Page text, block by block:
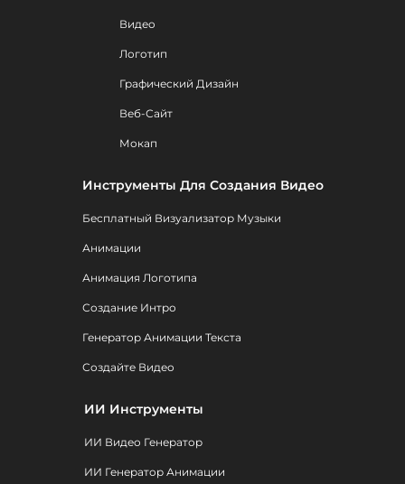
Видео
Логотип
Графический Дизайн
Веб-Сайт
Мокап
Инструменты Для Создания Видео
Бесплатный Визуализатор Музыки
Анимации
Анимация Логотипа
Создание Интро
Генератор Анимации Текста
Создайте Видео
ИИ Инструменты
ИИ Видео Генератор
ИИ Генератор Анимации